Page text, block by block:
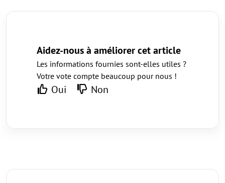
Aidez-nous à améliorer cet article
Les informations fournies sont-elles utiles ?
Votre vote compte beaucoup pour nous !
Oui Non